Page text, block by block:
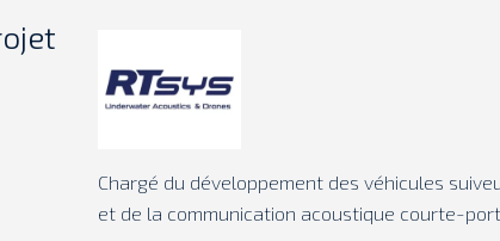
Chargé du développement des véhicules
et de la communication acoustique courte-